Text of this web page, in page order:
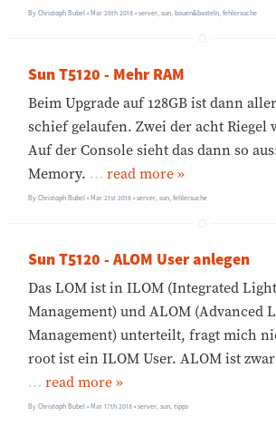
ByChristoph Bubel Mar 26th 2018 •server,sun,bauen&basteln,fehlersuche
Sun T5120 - Mehr RAM
Beim Upgrade auf 128GB ist dann
schief gelaufen. Zwei der acht Riegel
Auf der Console sieht das dann so
Memory. … »
ByChristoph Bubel Mar 21st 2018 •server,sun,fehlersuche
Sun T5120 - ALOM User anlegen
Das LOM ist in ILOM (Integrated
Management) und ALOM (Advanced
Management) unterteilt, fragt mich
root ist ein ILOM User. ALOM ist
…
»
ByChristoph Bubel Mar 17th 2018 •server,sun,tipps